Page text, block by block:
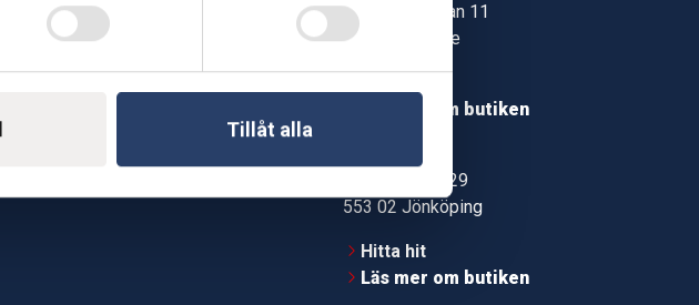
Tillåt alla
Telefon: 0500-414 130
mail: support@soderstroms.nu
Gå till vår företagssupport
Jonstorpsgatan 11
549 37 Skövde
Läs mer om butiken
Kämpevägen 29
553 02 Jönköping
Hitta hit
Läs mer om butiken